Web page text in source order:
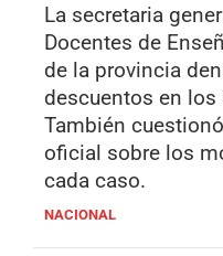
La secretaria
Docentes de
de la provincia
descuentos en los
También
oficial sobre los
cada caso.
NACIONAL